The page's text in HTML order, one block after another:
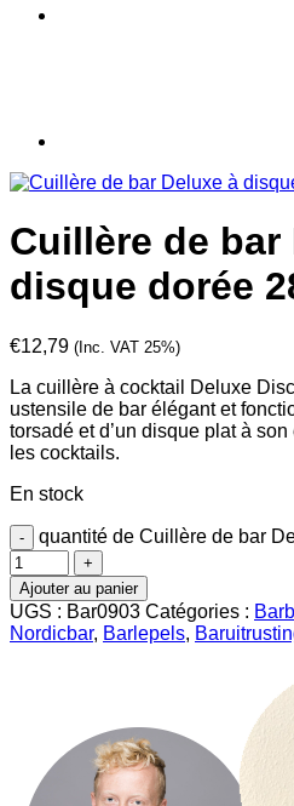
Cuillère de bar
disque dorée
€12,79 (Inc. VAT 25%)
La cuillère à cocktail Deluxe
ustensile de bar élégant et
torsadé et d’un disque plat à
les cocktails.
En stock
quantité de Cuillère de bar
Ajouter au panier
UGS : Bar0903 Catégories :
Nordicbar, Barlepels,